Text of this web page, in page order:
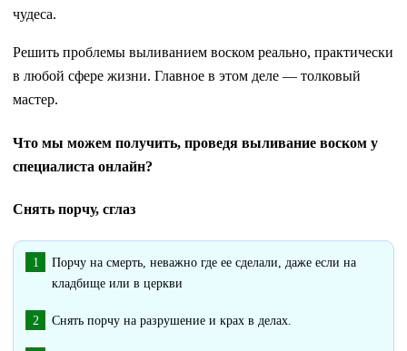
чудеса.
Решить проблемы выливанием воском реально, практически
в любой сфере жизни. Главное в этом деле — толковый
мастер.
Что мы можем получить, проведя выливание воском у
специалиста онлайн?
Снять порчу, сглаз
Порчу на смерть, неважно где ее сделали, даже если на
кладбище или в церкви
Снять порчу на разрушение и крах в делах.